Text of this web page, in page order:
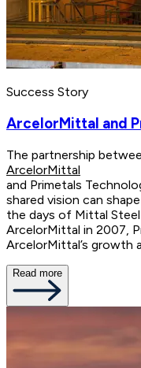
Success Story
ArcelorMittal and
The partnership
ArcelorMittal
and Primetals
shared vision can
the days of Mittal
ArcelorMittal in 2007,
ArcelorMittal’s growth
Read more